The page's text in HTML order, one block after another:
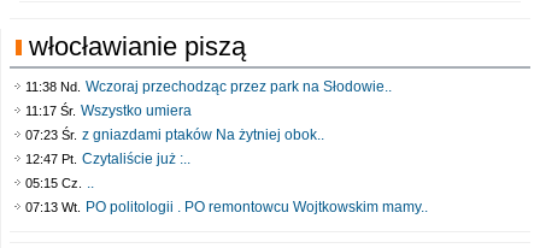
włocławianie piszą
11:38 Nd. Wczoraj przechodząc przez park na Słodowie..
11:17 Śr. Wszystko umiera
07:23 Śr. z gniazdami ptaków Na żytniej obok..
12:47 Pt. Czytaliście już :..
05:15 Cz. ..
07:13 Wt. PO politologii . PO remontowcu Wojtkowskim mamy..